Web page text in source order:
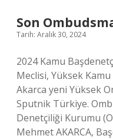
Son
Tarih: Aralık 30, 2024
2024 Kamu
Meclisi, Yüksek
Akarca yeni Yüksek
Sputnik Türkiye.
Denetçiliği Kurumu
Mehmet AKARCA,